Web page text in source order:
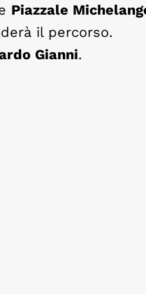
Piazzale
il percorso.
Gianni.